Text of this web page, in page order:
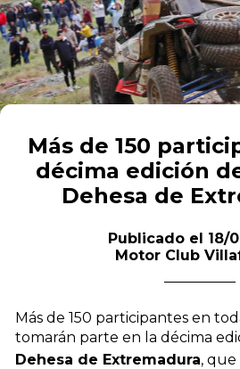
Más de 150
décima edición
Dehesa de
Publicado el 18/
Motor Club
Más de 150 participantes en
tomarán parte en la décima
Dehesa de Extremadura,